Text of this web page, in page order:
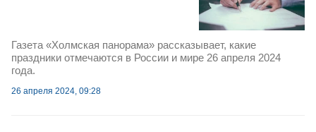
Газета «Холмская панорама» рассказывает, какие
праздники отмечаются в России и мире 26 апреля 2024
года.
26 апреля 2024, 09:28